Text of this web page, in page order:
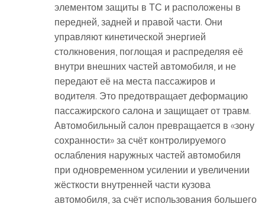
элементом защиты в ТС и расположены в
передней, задней и правой части. Они
управляют кинетической энергией
столкновения, поглощая и распределяя её
внутри внешних частей автомобиля, и не
передают её на места пассажиров и
водителя. Это предотвращает деформацию
пассажирского салона и защищает от травм.
Автомобильный салон превращается в «зону
сохранности» за счёт контролируемого
ослабления наружных частей автомобиля
при одновременном усилении и увеличении
жёсткости внутренней части кузова
автомобиля, за счёт использования большего